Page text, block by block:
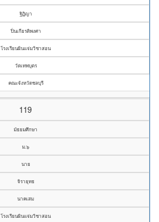
ฐิฏิญา
ปิ่นเกียรติพงศา
โรงเรียนผินแจ่มวิชาสอน
วัดเทพบุตร
คณะจังหวัดชลบุรี
119
มัธยมศึกษา
ม.๖
นาย
จิรายุทธ
นาคเสม
โรงเรียนผินแจ่มวิชาสอน